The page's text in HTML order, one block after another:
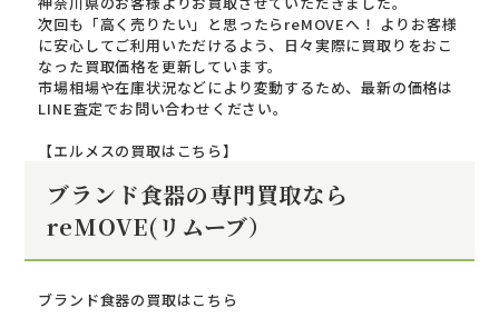
次回も「高く売りたい」と思ったらreMOVEへ！ よりお客様
に安心してご利用いただけるよう、日々実際に買取りをおこ
なった買取価格を更新しています。
市場相場や在庫状況などにより変動するため、最新の価格は
LINE査定でお問い合わせください。
【エルメスの買取はこちら】
ブランド食器の専門買取なら
reMOVE(リムーブ）
ブランド食器の買取はこちら